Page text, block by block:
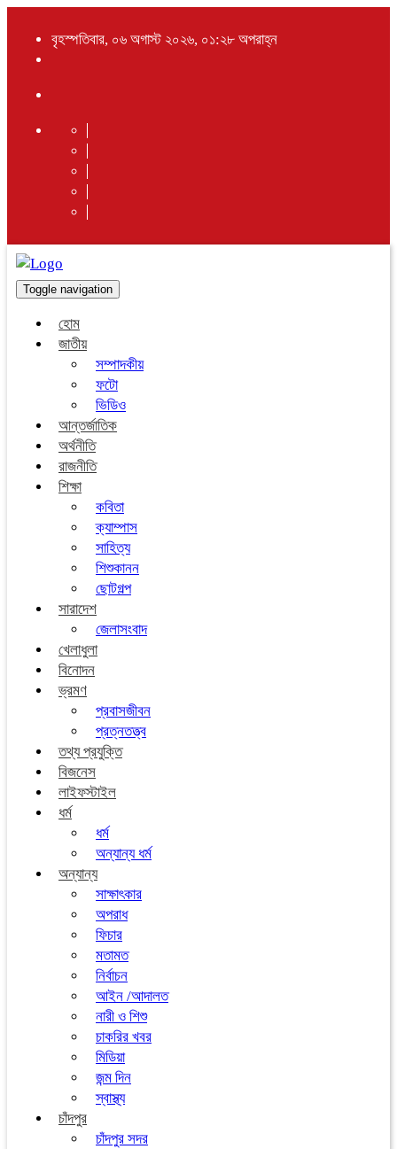
বৃহস্পতিবার, ০৬ অগাস্ট ২০২৬, ০১:২৮ অপরাহ্ন
Toggle navigation
হোম
জাতীয়
সম্পাদকীয়
ফটো
ভিডিও
আন্তর্জাতিক
অর্থনীতি
রাজনীতি
শিক্ষা
কবিতা
ক্যাম্পাস
সাহিত্য
শিশুকানন
ছোটগল্প
সারাদেশ
জেলাসংবাদ
খেলাধুলা
বিনোদন
ভ্রমণ
প্রবাসজীবন
প্রত্নতত্ত্ব
তথ্য প্রযুক্তি
বিজনেস
লাইফস্টাইল
ধর্ম
ধর্ম
অন্যান্য ধর্ম
অন্যান্য
সাক্ষাৎকার
অপরাধ
ফিচার
মতামত
নির্বাচন
আইন /আদালত
নারী ও শিশু
চাকরির খবর
মিডিয়া
জন্ম দিন
স্বাস্থ্য
চাঁদপুর
চাঁদপুর সদর